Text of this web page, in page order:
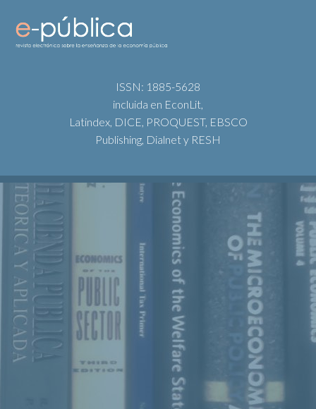
ISSN: 1885-5628
incluida en EconLit,
Latindex, DICE, PROQUEST, EBSCO
Publishing, Dialnet y RESH